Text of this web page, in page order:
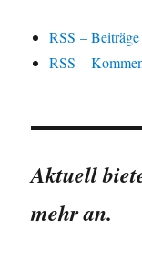
RSS – Beiträge
RSS –
Aktuell
mehr an.